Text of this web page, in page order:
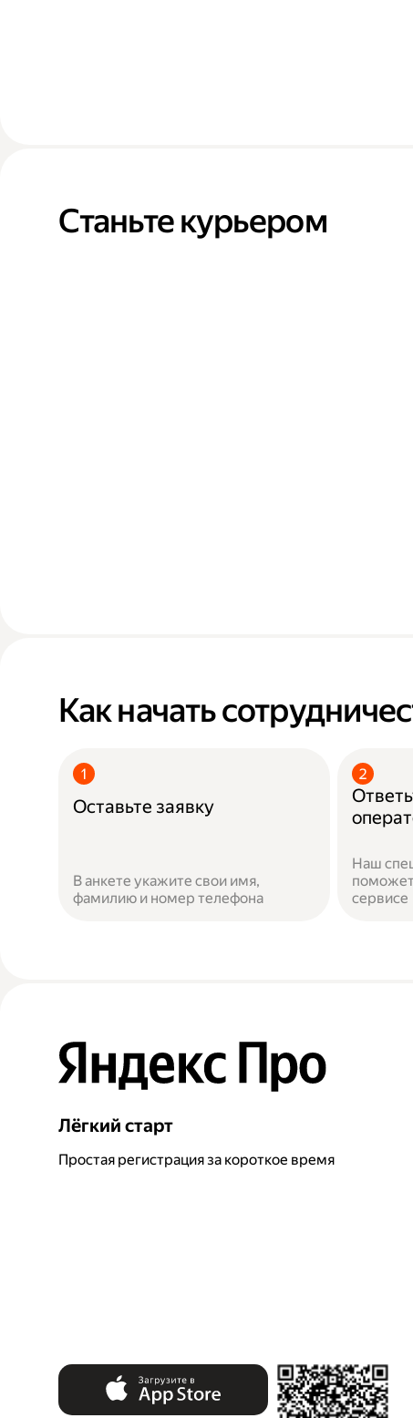
Станьте курьером
Как начать
Оставьте заявку
В анкете укажите свои имя,
фамилию и номер телефона
Наш
поможет
сервисе
Лёгкий старт
Простая регистрация за короткое время